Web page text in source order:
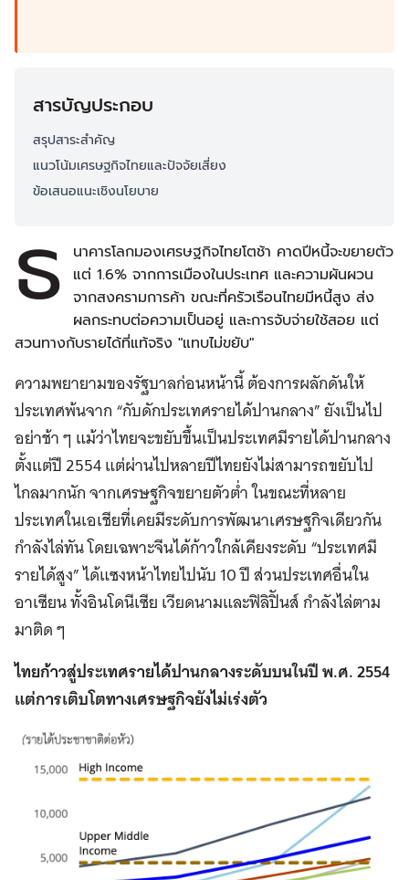
สารบัญประกอบ
สรุปสาระสำคัญ
แนวโน้มเศรษฐกิจไทยและปัจจัยเสี่ยง
ข้อเสนอแนะเชิงนโยบาย
ธ
นาคารโลกมองเศรษฐกิจไทยโตช้า คาดปีหนี้จะขยายตัว
แต่ 1.6% จากการเมืองในประเทศ และความผันผวน
จากสงครามการค้า ขณะที่ครัวเรือนไทยมีหนี้สูง ส่ง
ผลกระทบต่อความเป็นอยู่ และการจับจ่ายใช้สอย แต่
สวนทางกับรายได้ที่แท้จริง "แทบไม่ขยับ"
ความพยายามของรัฐบาลก่อนหน้านี้ ต้องการผลักดันให้
ประเทศพ้นจาก “กับดักประเทศรายได้ปานกลาง” ยังเป็นไป
อย่าช้า ๆ แม้ว่าไทยจะขยับขึ้นเป็นประเทศมีรายได้ปานกลาง
ตั้งแต่ปี 2554 แต่ผ่านไปหลายปีไทยยังไม่สามารถขยับไป
ไกลมากนัก จากเศรษฐกิจขยายตัวต่ำ ในขณะที่หลาย
ประเทศในเอเชียที่เคยมีระดับการพัฒนาเศรษฐกิจเดียวกัน
กำลังไล่ทัน โดยเฉพาะจีนได้ก้าวใกล้เคียงระดับ “ประเทศมี
รายได้สูง” ได้แซงหน้าไทยไปนับ 10 ปี ส่วนประเทศอื่นใน
อาเซียน ทั้งอินโดนีเซีย เวียดนามและฟิลิปิันส์ กำลังไล่ตาม
มาติด ๆ
ไทยก้าวสู่ประเทศรายได้ปานกลางระดับบนในปี พ.ศ. 2554
แต่การเติบโตทางเศรษฐกิจยังไม่เร่งตัว